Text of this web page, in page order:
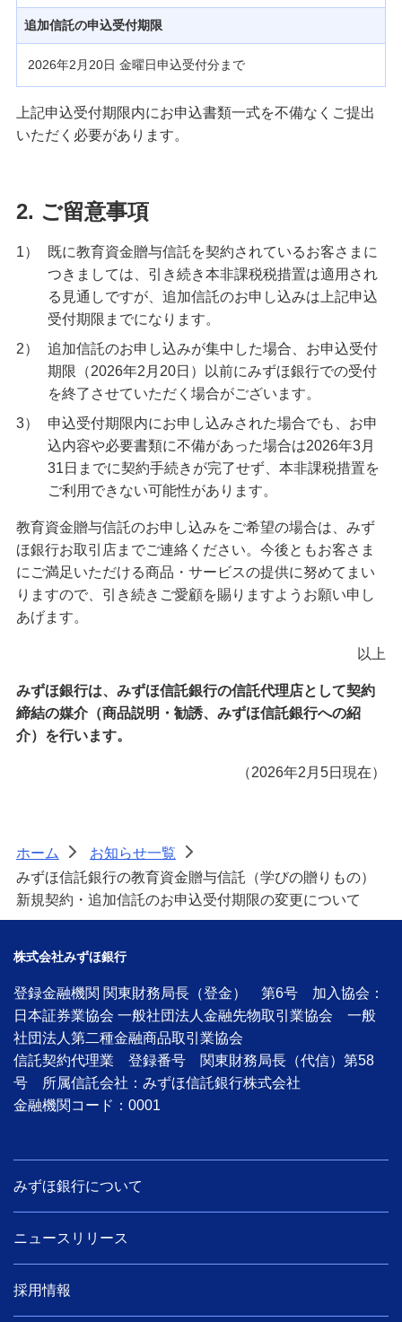
追加信託の申込受付期限
2026年2月20日 金曜日申込受付分まで
上記申込受付期限内にお申込書類一式を不備なくご提出
いただく必要があります。
2. ご留意事項
1）
既に教育資金贈与信託を契約されているお客さまに
つきましては、引き続き本非課税税措置は適用され
る見通しですが、追加信託のお申し込みは上記申込
受付期限までになります。
2）
追加信託のお申し込みが集中した場合、お申込受付
期限（2026年2月20日）以前にみずほ銀行での受付
を終了させていただく場合がございます。
3）
申込受付期限内にお申し込みされた場合でも、お申
込内容や必要書類に不備があった場合は2026年3月
31日までに契約手続きが完了せず、本非課税措置を
ご利用できない可能性があります。
教育資金贈与信託のお申し込みをご希望の場合は、みず
ほ銀行お取引店までご連絡ください。今後ともお客さま
にご満足いただける商品・サービスの提供に努めてまい
りますので、引き続きご愛顧を賜りますようお願い申し
あげます。
以上
みずほ銀行は、みずほ信託銀行の信託代理店として契約
締結の媒介（商品説明・勧誘、みずほ信託銀行への紹
介）を行います。
（2026年2月5日現在）
ホーム > お知らせ一覧
>
みずほ信託銀行の教育資金贈与信託（学びの贈りもの）
新規契約・追加信託のお申込受付期限の変更について
株式会社みずほ銀行
登録金融機関 関東財務局長（登金） 第6号 加入協会：
日本証券業協会 一般社団法人金融先物取引業協会 一般
社団法人第二種金融商品取引業協会
信託契約代理業 登録番号 関東財務局長（代信）第58
号 所属信託会社：みずほ信託銀行株式会社
金融機関コード：0001
みずほ銀行について
ニュースリリース
採用情報